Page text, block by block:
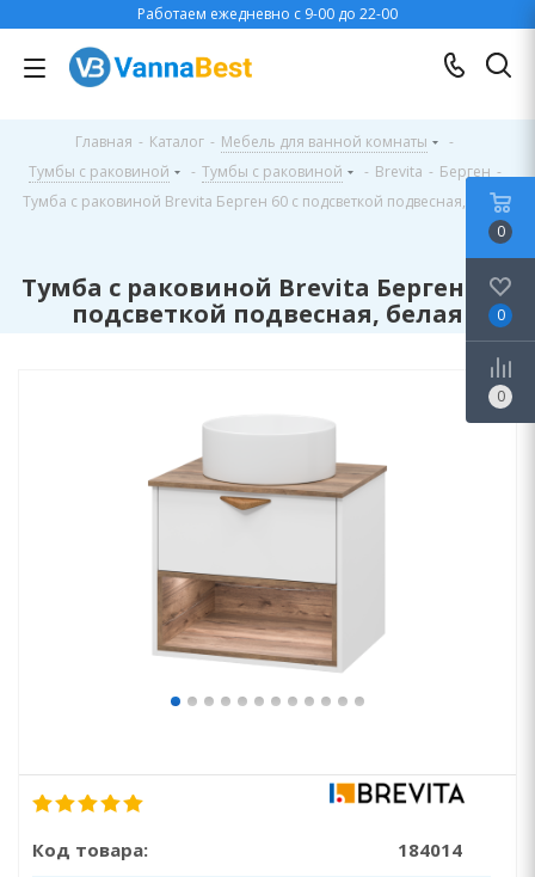
Работаем ежедневно с 9-00 до 22-00
Главная - Каталог - Мебель для ванной комнаты
-
Тумбы с раковиной
- Тумбы с раковиной - Brevita - Берген -
Тумба с раковиной Brevita Берген 60 с подсветкой подвесная, белая
Тумба с раковиной Brevita Берген 60 с
подсветкой подвесная, белая
Код товара: 184014
0
0
0